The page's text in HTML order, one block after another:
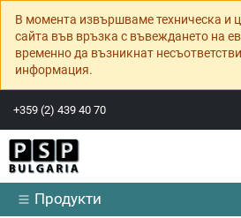
В момента извършваме техническа и
сайта във връзка с въвеждането на
временно да възникнат
информация.
+359 (2) 439 40 70
Продукти